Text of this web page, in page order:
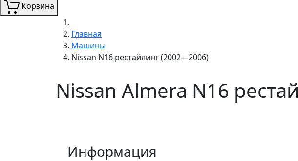
Корзина
Главная
Машины
Nissan N16 рестайлинг (2002—2006)
Nissan Almera N16
Информация